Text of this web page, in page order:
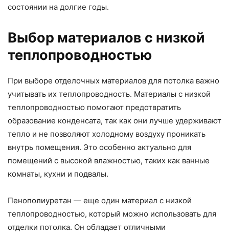
состоянии на долгие годы.
Выбор материалов с низкой
теплопроводностью
При выборе отделочных материалов для потолка важно
учитывать их теплопроводность. Материалы с низкой
теплопроводностью помогают предотвратить
образование конденсата, так как они лучше удерживают
тепло и не позволяют холодному воздуху проникать
внутрь помещения. Это особенно актуально для
помещений с высокой влажностью, таких как ванные
комнаты, кухни и подвалы.
Пенополиуретан — еще один материал с низкой
теплопроводностью, который можно использовать для
отделки потолка. Он обладает отличными